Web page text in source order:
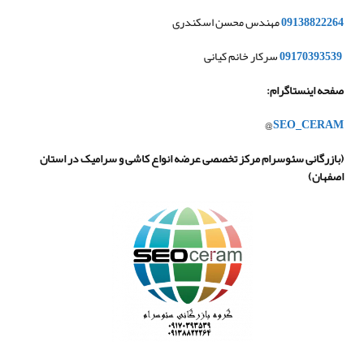
09138822264مهندس محسن اسکندری
09170393539سرکار خانم کیانی
صفحه اینستاگرام:
SEO_CERAM
@
(بازرگانی سئوسرام مرکز تخصصی عرضه انواع کاشی و سرامیک در استان
اصفهان)